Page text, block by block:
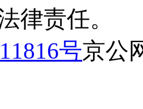
律责任。
号京公